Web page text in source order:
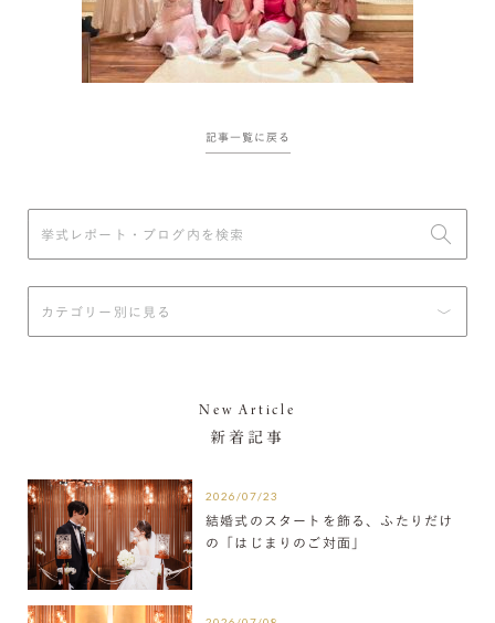
記事一覧に戻る
New Article
新着記事
2026/07/23
結婚式のスタートを飾る、ふたりだけ
の「はじまりのご対面」